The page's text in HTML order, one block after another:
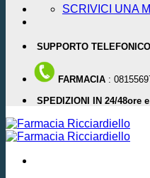
SCRIVICI UNA
SUPPORTO TELEFONICO
FARMACIA :
SPEDIZIONI IN 24/48ore